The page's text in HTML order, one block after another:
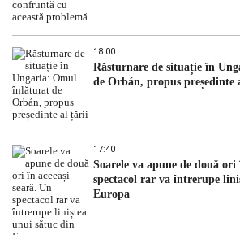
18:00
Răsturnare de situație în
de Orbán, propus președinte
17:40
Soarele va apune de două ori
spectacol rar va întrerupe
Europa